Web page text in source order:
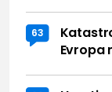
63
Evropa